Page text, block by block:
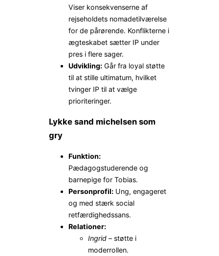
Viser konsekvenserne af
rejseholdets nomade­tilværelse
for de pårørende. Konflikterne i
ægteskabet sætter IP under
pres i flere sager.
Udvikling: Går fra loyal støtte
til at stille ultimatum, hvilket
tvinger IP til at vælge
prioriteringer.
Lykke sand michelsen som
gry
Funktion:
Pædagogstuderende og
barnepige for Tobias.
Personprofil: Ung, engageret
og med stærk social
retfærdighedssans.
Relationer:
Ingrid – støtte i
moderrollen.